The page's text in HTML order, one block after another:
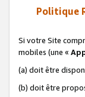
Politique
Si votre Site
mobiles (une «
(a) doit être
(b) doit être